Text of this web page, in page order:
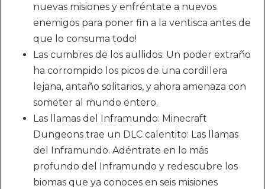
nuevas misiones y enfréntate a nuevos
enemigos para poner fin a la ventisca antes de
que lo consuma todo!
Las cumbres de los aullidos: Un poder extraño
ha corrompido los picos de una cordillera
lejana, antaño solitarios, y ahora amenaza con
someter al mundo entero.
Las llamas del Inframundo: Minecraft
Dungeons trae un DLC calentito: Las llamas
del Inframundo. Adéntrate en lo más
profundo del Inframundo y redescubre los
biomas que ya conoces en seis misiones